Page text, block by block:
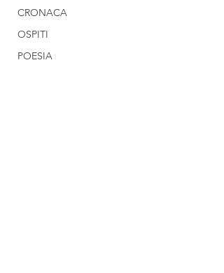
CRONACA
OSPITI
POESIA